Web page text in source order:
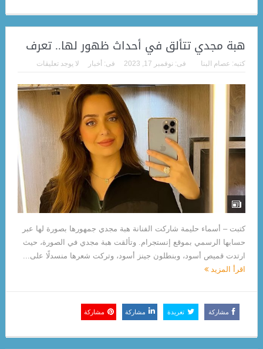
هبة مجدي تتألق في أحداث ظهور لها.. تعرف
كتبه: عصام البنا فى: نوفمبر 17, 2023 فى: أخبار لا يوجد تعليقات
كتبت – أسماء حليمة شاركت الفنانة هبة مجدي جمهورها بصورة لها عبر
حسابها الرسمي بموقع إنستجرام. وتألقت هبة مجدي في الصورة، حيث
ارتدت قميص أسود، وبنطلون جينز أسود، وتركت شعرها منسدلًا على...
اقرأ المزيد
مشاركة تغريدة مشاركة مشاركة